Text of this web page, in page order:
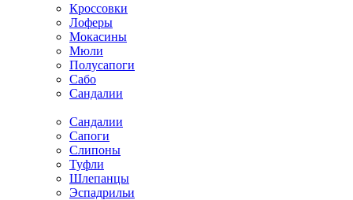
Кроссовки
Лоферы
Мокасины
Мюли
Полусапоги
Сабо
Сандалии
Сандалии
Сапоги
Слипоны
Туфли
Шлепанцы
Эспадрильи